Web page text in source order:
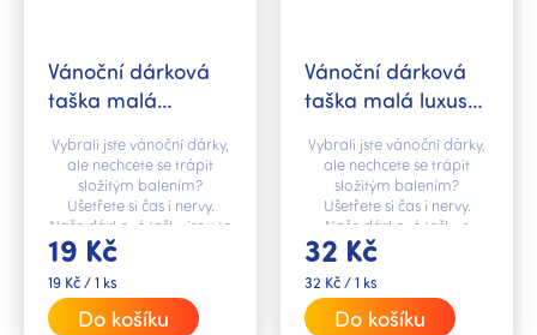
Vánoční dárková
taška malá
19 Kč
Měrná
cena:
19 Kč / 1 ks
Do košíku
Vybrali jste vánoční dárky,
ale nechcete se trápit
složitým balením?
Ušetřete si čas i nervy.
Naše dárkové tašky jsou to
pravé řešení.
Vánoční dárková
taška malá luxusní
veselé
32 Kč
Měrná
cena:
32 Kč / 1 ks
Do košíku
Vybrali jste vánoční dárky,
ale nechcete se trápit
složitým balením?
Ušetřete si čas i nervy.
Naše dárkové tašky s
ražbou jsou to pravé
řešení.